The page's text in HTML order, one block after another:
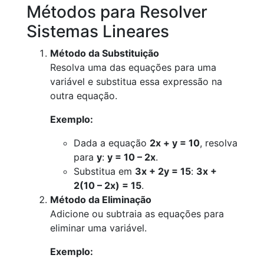
Métodos para Resolver
Sistemas Lineares
Método da Substituição
Resolva uma das equações para uma
variável e substitua essa expressão na
outra equação.
Exemplo:
Dada a equação 2x + y = 10, resolva
para y: y = 10 – 2x.
Substitua em 3x + 2y = 15: 3x +
2(10 – 2x) = 15.
Método da Eliminação
Adicione ou subtraia as equações para
eliminar uma variável.
Exemplo: